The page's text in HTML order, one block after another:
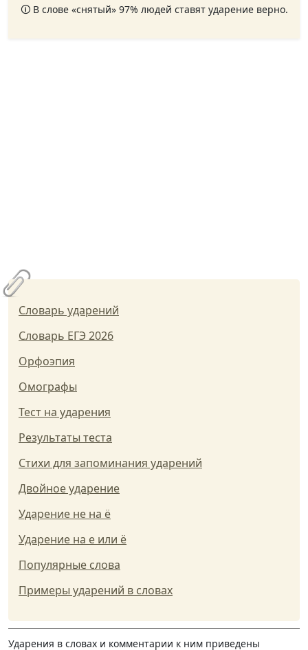
🛈 В слове «снятый» 97% людей ставят ударение верно.
Словарь ударений
Словарь ЕГЭ 2026
Орфоэпия
Омографы
Тест на ударения
Результаты теста
Стихи для запоминания ударений
Двойное ударение
Ударение не на ё
Ударение на е или ё
Популярные слова
Примеры ударений в словах
Ударения в словах и комментарии к ним приведены